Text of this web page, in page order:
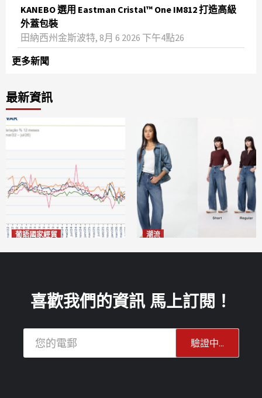
KANEBO 選用 Eastman Cristal™ One IM812 打造高級
外蓋包裝
田納西州金斯波特, 8月 6 2026 下午4點26
更多新聞
最新資訊
葡語國家經貿 潮流
喜歡我們的資訊 馬上訂閱！